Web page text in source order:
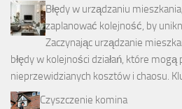
Błędy w urządzaniu
zaplanować kolejność, by
Zaczynając urządzanie
błędy w kolejności działań, które
nieprzewidzianych kosztów i chaosu.
Czyszczenie komina